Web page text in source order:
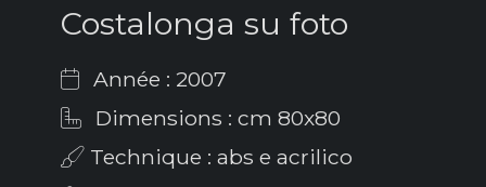
Costalonga su foto
Année : 2007
Dimensions : cm 80x80
Technique : abs e acrilico